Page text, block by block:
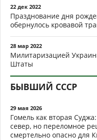
22 дек 2022
Празднование дня
обернулось кровавой
28 мар 2022
Милитаризацией
Штаты
БЫВШИЙ СССР
29 мая 2026
Гомель как вторая
север, но переломное
смертельно опасно для